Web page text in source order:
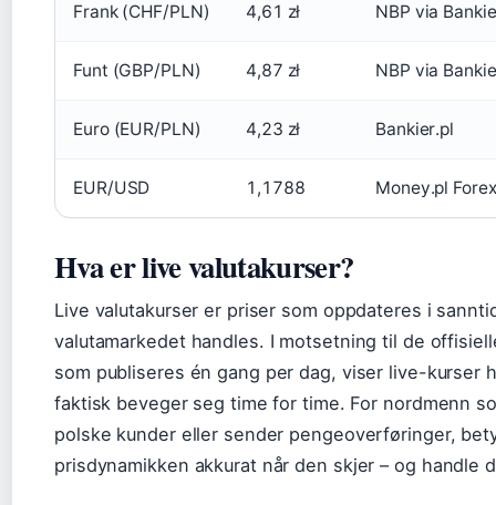
Frank (CHF/PLN) 4,61 zł NBP via
Funt (GBP/PLN) 4,87 zł NBP via
Euro (EUR/PLN) 4,23 zł Bankier.pl
EUR/USD 1,1788 Money.pl Forex
Hva er live valutakurser?
Live valutakurser er priser som oppdateres i
valutamarkedet handles. I motsetning til de
som publiseres én gang per dag, viser live-kurser
faktisk beveger seg time for time. For nordmenn
polske kunder eller sender pengeoverføringer,
prisdynamikken akkurat når den skjer – og handle